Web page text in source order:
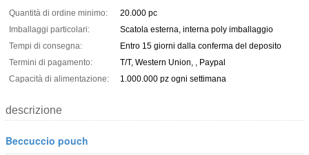
Quantità di ordine minimo:
20.000 pc
Imballaggi particolari:
Scatola esterna, interna poly imballaggio
Tempi di consegna:
Entro 15 giorni dalla conferma del deposito
Termini di pagamento:
T/T, Western Union, , Paypal
Capacità di alimentazione:
1.000.000 pz ogni settimana
descrizione
Beccuccio pouch